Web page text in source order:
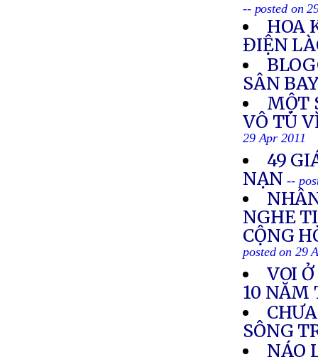
-- posted on
HOA
ĐIỆN
SÂN
MỘT
VÔ TÙ
29 Apr 2011
49
NẠN--
NGHE
CỘNG
posted on 29
VOI
10 NĂM
SÔNG
NÁO